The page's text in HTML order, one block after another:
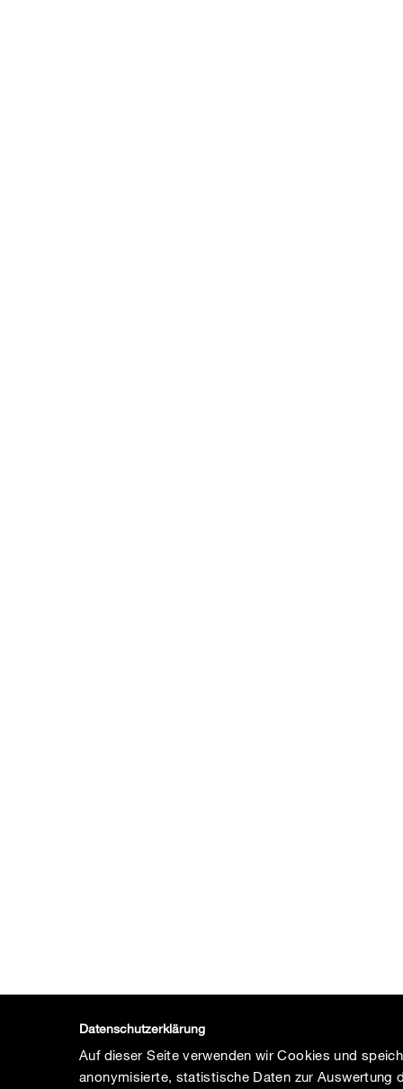
Datenschutzerklärung
Auf dieser Seite verwenden wir Cookies und
anonymisierte, statistische Daten zur Auswertung